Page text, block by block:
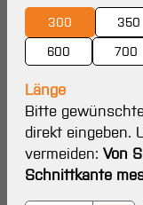
300 350
600
700
Länge
Bitte
direkt eingeben.
vermeiden: Von
Schnittkante